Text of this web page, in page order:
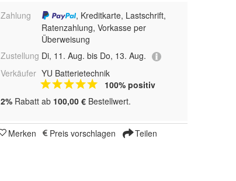
Zahlung
, Kreditkarte, Lastschrift,
Ratenzahlung, Vorkasse per
Überweisung
Zustellung Di, 11. Aug. bis Do, 13. Aug.
Verkäufer YU Batterietechnik
100% positiv
2% Rabatt ab 100,00 € Bestellwert.
Merken Preis vorschlagen Teilen